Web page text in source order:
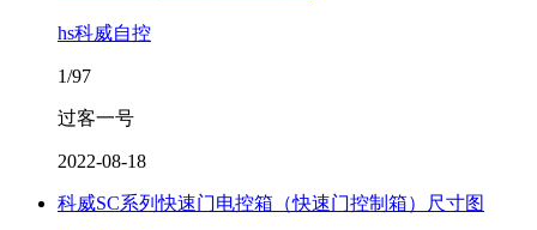
hs科威自控
1/97
过客一号
2022-08-18
科威SC系列快速门电控箱（快速门控制箱）尺寸图